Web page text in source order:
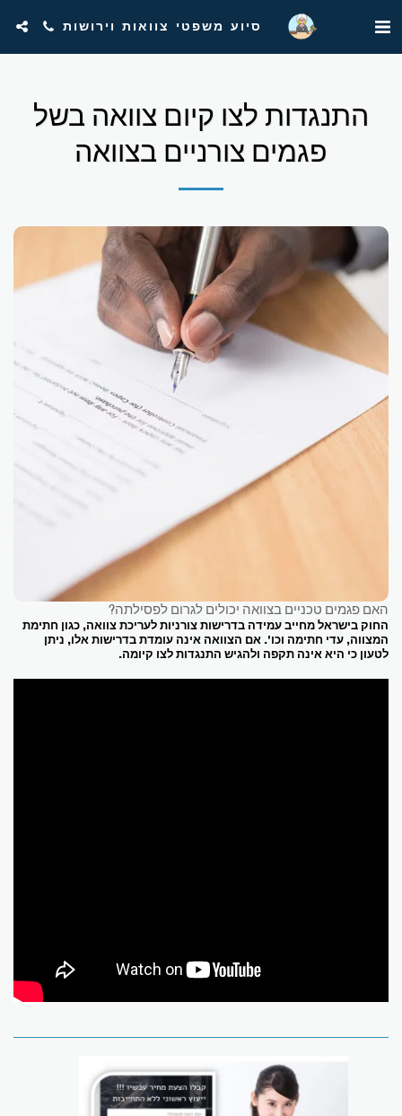
סיוע משפטי צוואות וירושות
התנגדות לצו קיום צוואה בשל
פגמים צורניים בצוואה
האם פגמים טכניים בצוואה יכולים לגרום לפסילתה?
החוק בישראל מחייב עמידה בדרישות צורניות לעריכת צוואה, כגון חתימת
המצווה, עדי חתימה וכו'. אם הצוואה אינה עומדת בדרישות אלו, ניתן
לטעון כי היא אינה תקפה ולהגיש התנגדות לצו קיומה.